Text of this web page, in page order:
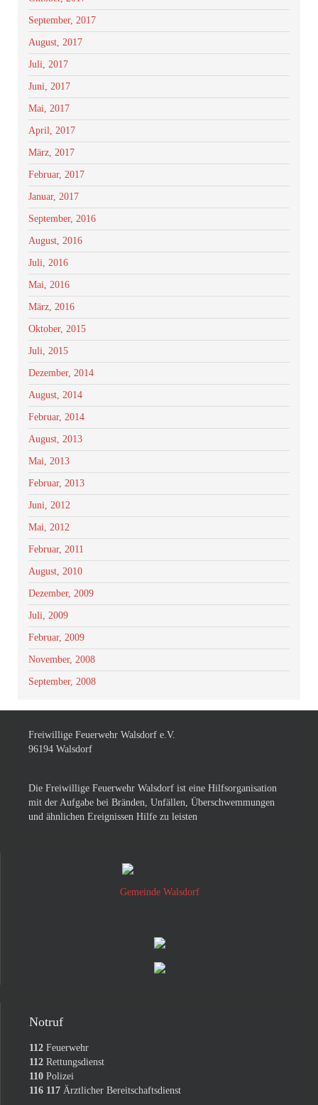
September, 2017
August, 2017
Juli, 2017
Juni, 2017
Mai, 2017
April, 2017
März, 2017
Februar, 2017
Januar, 2017
September, 2016
August, 2016
Juli, 2016
Mai, 2016
März, 2016
Oktober, 2015
Juli, 2015
Dezember, 2014
August, 2014
Februar, 2014
August, 2013
Mai, 2013
Februar, 2013
Juni, 2012
Mai, 2012
Februar, 2011
August, 2010
Dezember, 2009
Juli, 2009
Februar, 2009
November, 2008
September, 2008
Freiwillige Feuerwehr Walsdorf e.V.
96194 Walsdorf
Die Freiwillige Feuerwehr Walsdorf ist eine Hilfsorganisation
mit der Aufgabe bei Bränden, Unfällen, Überschwemmungen
und ähnlichen Ereignissen Hilfe zu leisten
Gemeinde Walsdorf
Notruf
112 Feuerwehr
112 Rettungsdienst
110 Polizei
116 117 Ärztlicher Bereitschaftsdienst